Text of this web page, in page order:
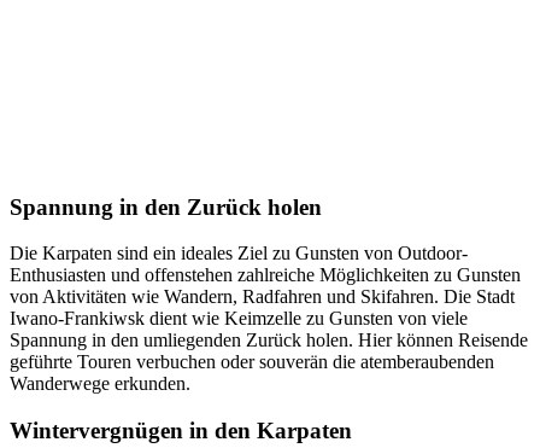
Spannung in den Zurück holen
Die Karpaten sind ein ideales Ziel zu Gunsten von Outdoor-
Enthusiasten und offenstehen zahlreiche Möglichkeiten zu Gunsten
von Aktivitäten wie Wandern, Radfahren und Skifahren. Die Stadt
Iwano-Frankiwsk dient wie Keimzelle zu Gunsten von viele
Spannung in den umliegenden Zurück holen. Hier können Reisende
geführte Touren verbuchen oder souverän die atemberaubenden
Wanderwege erkunden.
Wintervergnügen in den Karpaten